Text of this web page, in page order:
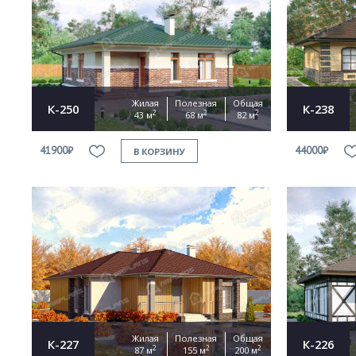
К-250
Жилая
43 м2
Полезная
68 м2
Общая
82 м2
41900₽ В КОРЗИНУ
К-238
44000₽
К-227
Жилая
87 м2
Полезная
155 м2
Общая
200 м2 К-226